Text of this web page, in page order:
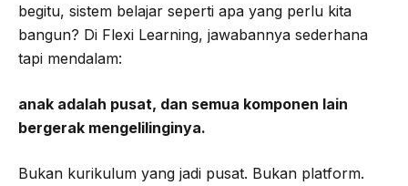
begitu, sistem belajar seperti apa yang perlu kita
bangun? Di Flexi Learning, jawabannya sederhana
tapi mendalam:
anak adalah pusat, dan semua komponen lain
bergerak mengelilinginya.
Bukan kurikulum yang jadi pusat. Bukan platform.